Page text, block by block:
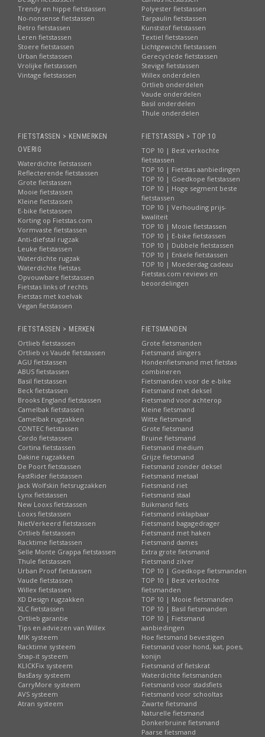
Trendy en hippe fietstassen
No-nonsense fietstassen
Retro fietstassen
Leren fietstassen
Stoere fietstassen
Urban fietstassen
Vrolijke fietstassen
Vintage fietstassen
Polyester fietstassen
Tarpaulin fietstassen
Kunststof fietstassen
Textiel fietstassen
Lichtgewicht fietstassen
Gerecyclede fietstassen
Stevige fietstassen
Willex onderdelen
Ortlieb onderdelen
Vaude onderdelen
Basil onderdelen
Thule onderdelen
FIETSTASSEN > KENMERKEN
OVERIG
Waterdichte fietstassen
Reflecterende fietstassen
Grote fietstassen
Mooie fietstassen
Kleine fietstassen
E-bike fietstassen
Korting op Fietstas.com
Vormvaste fietstassen
Anti-diefstal rugzak
Leuke fietstassen
Waterdichte rugzak
Waterdichte fietstas
Opvouwbare fietstassen
Fietstas links of rechts
Fietstas met koelvak
Vegan fietstassen
FIETSTASSEN > TOP 10
TOP 10 | Best verkochte
fietstassen
TOP 10 | Fietstas aanbiedingen
TOP 10 | Goedkope fietstassen
TOP 10 | Hoge segment beste
fietstassen
TOP 10 | Verhouding prijs-
kwaliteit
TOP 10 | Mooie fietstassen
TOP 10 | E-bike fietstassen
TOP 10 | Dubbele fietstassen
TOP 10 | Enkele fietstassen
TOP 10 | Moederdag cadeau
Fietstas.com reviews en
beoordelingen
FIETSTASSEN > MERKEN
Ortlieb fietstassen
Ortlieb vs Vaude fietstassen
AGU fietstassen
ABUS fietstassen
Basil fietstassen
Beck fietstassen
Brooks England fietstassen
Camelbak fietstassen
Camelbak rugzakken
CONTEC fietstassen
Cordo fietstassen
Cortina fietstassen
Dakine rugzakken
De Poort fietstassen
FastRider fietstassen
Jack Wolfskin fietsrugzakken
Lynx fietstassen
New Looxs fietstassen
Looxs fietstassen
NietVerkeerd fietstassen
Ortlieb fietstassen
Racktime fietstassen
Selle Monte Grappa fietstassen
Thule fietstassen
Urban Proof fietstassen
Vaude fietstassen
Willex fietstassen
XD Design rugzakken
XLC fietstassen
Ortlieb garantie
Tips en adviezen van Willex
MIK systeem
Racktime systeem
Snap-it systeem
KLICKFix systeem
BasEasy systeem
CarryMore systeem
AVS systeem
Atran systeem
FIETSMANDEN
Grote fietsmanden
Fietsmand slingers
Hondenfietsmand met fietstas
combineren
Fietsmanden voor de e-bike
Fietsmand met deksel
Fietsmand voor achterop
Kleine fietsmand
Witte fietsmand
Grote fietsmand
Bruine fietsmand
Fietsmand medium
Grijze fietsmand
Fietsmand zonder deksel
Fietsmand metaal
Fietsmand riet
Fietsmand staal
Buikmand fiets
Fietsmand inklapbaar
Fietsmand bagagedrager
Fietsmand met haken
Fietsmand dames
Extra grote fietsmand
Fietsmand zilver
TOP 10 | Goedkope fietsmanden
TOP 10 | Best verkochte
fietsmanden
TOP 10 | Mooie fietsmanden
TOP 10 | Basil fietsmanden
TOP 10 | Fietsmand
aanbiedingen
Hoe fietsmand bevestigen
Fietsmand voor hond, kat, poes,
konijn
Fietsmand of fietskrat
Waterdichte fietsmanden
Fietsmand voor stadsfiets
Fietsmand voor schooltas
Zwarte fietsmand
Naturelle fietsmand
Donkerbruine fietsmand
Paarse fietsmand